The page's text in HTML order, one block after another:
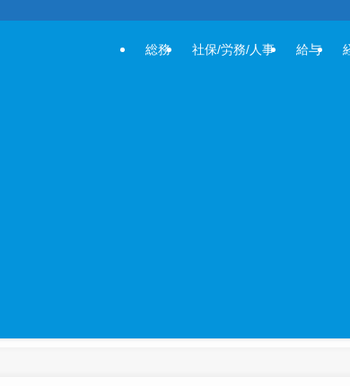
総務 社保/労務/人事 給与